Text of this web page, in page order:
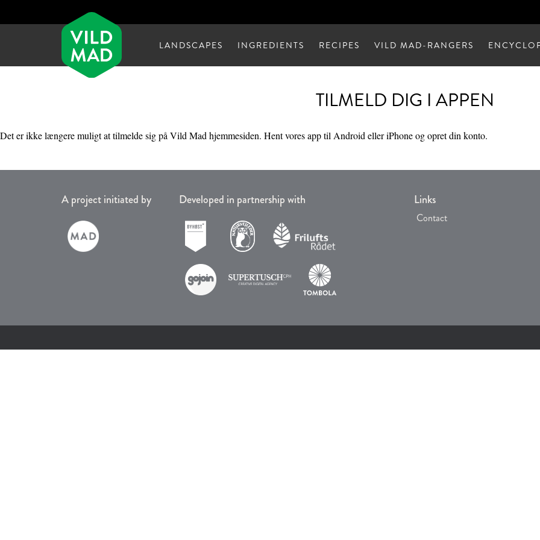
LANDSCAPES INGREDIENTS RECIPES VILD MAD-RANGERS
TILMELD DIG I APPEN
Det er ikke længere muligt at tilmelde sig på Vild Mad hjemmesiden. Hent vores app til Android eller iPhone og opret din konto.
A project initiated by Developed in partnership with Links
Contact